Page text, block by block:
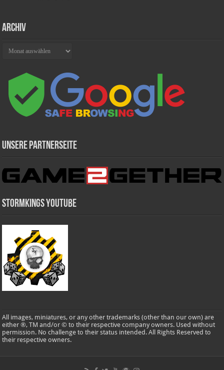
Archiv
Unsere Partnerseite
Stormkings Youtube
All images, miniatures, or any other trademarks (other than our own) are
either ®, TM and/or © to their respective company owners. Used without
permission. No challenge to their status intended. All Rights Reserved to
their respective owners.